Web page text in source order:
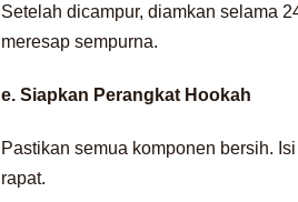
Setelah dicampur, diamkan selama
meresap sempurna.
e. Siapkan Perangkat Hookah
Pastikan semua komponen bersih.
rapat.